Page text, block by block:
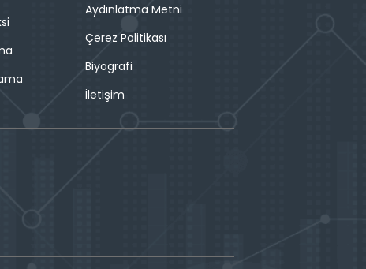
Aydınlatma Metni
Çerez Politikası
Biyografi
İletişim